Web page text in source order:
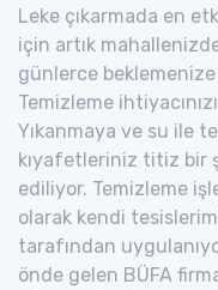
Leke çıkarmada en
için artık
günlerce beklemenize
Temizleme
Yıkanmaya ve su ile
kıyafetleriniz titiz bir
ediliyor. Temizleme
olarak kendi
tarafından
önde gelen BÜFA